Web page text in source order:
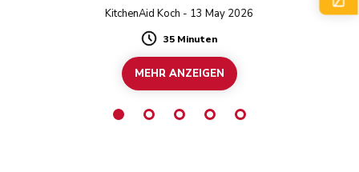
KitchenAid Koch - 13 May 2026
Duration
35 Minuten
MEHR ANZEIGEN